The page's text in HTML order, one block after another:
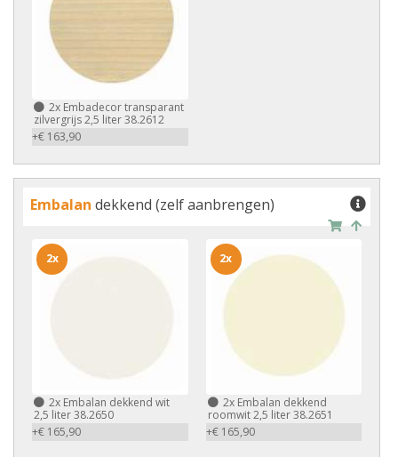
2x Embadecor transparant
zilvergrijs 2,5 liter 38.2612
+€ 163,90
Embalan dekkend (zelf aanbrengen)
2x Embalan dekkend wit
2,5 liter 38.2650
+€ 165,90
2x
2xEmbalan dekkend
roomwit 2,5 liter 38.2651
+€ 165,90
2x